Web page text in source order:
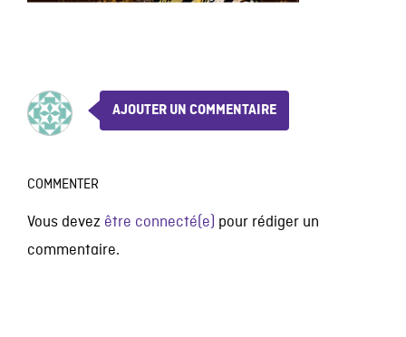
AJOUTER UN COMMENTAIRE
COMMENTER
Vous devez être connecté(e) pour rédiger un
commentaire.